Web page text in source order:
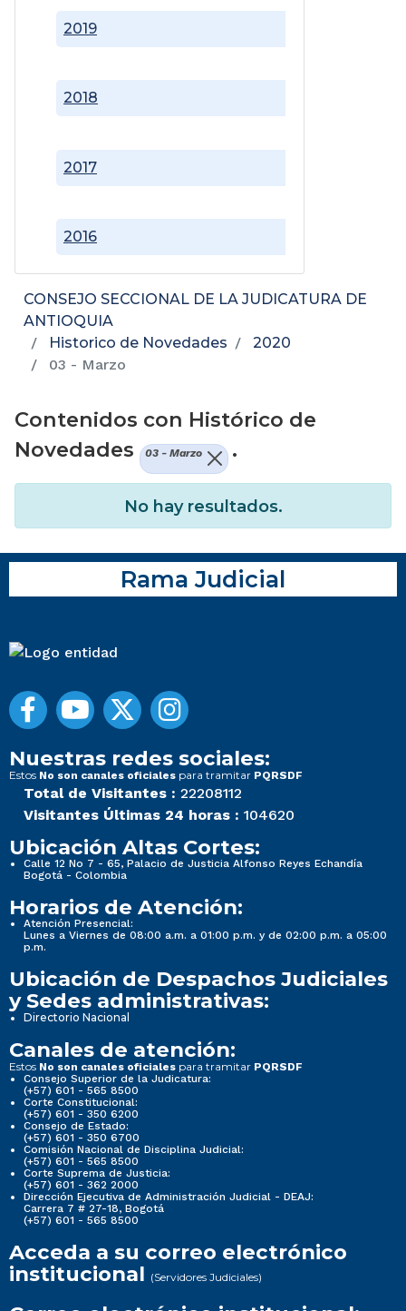
2016
2017
2018
2019
CONSEJO SECCIONAL DE LA JUDICATURA DE
ANTIOQUIA
Historico de Novedades
2020
03 - Marzo
Contenidos con Histórico de
Novedades
03 - Marzo .
No hay resultados.
Rama Judicial
Nuestras redes sociales:
Estos No son canales oficiales para tramitar PQRSDF
Total de Visitantes : 22208112
Visitantes Últimas 24 horas : 104620
Ubicación Altas Cortes:
Calle 12 No 7 - 65, Palacio de Justicia Alfonso Reyes Echandía
Bogotá - Colombia
Horarios de Atención:
Atención Presencial:
Lunes a Viernes de 08:00 a.m. a 01:00 p.m. y de 02:00 p.m. a 05:00
p.m.
Ubicación de Despachos Judiciales
y Sedes administrativas:
Directorio Nacional
Canales de atención:
Estos No son canales oficiales para tramitar PQRSDF
Consejo Superior de la Judicatura:
(+57) 601 - 565 8500
Corte Constitucional:
(+57) 601 - 350 6200
Consejo de Estado:
(+57) 601 - 350 6700
Comisión Nacional de Disciplina Judicial:
(+57) 601 - 565 8500
Corte Suprema de Justicia:
(+57) 601 - 362 2000
Dirección Ejecutiva de Administración Judicial - DEAJ:
Carrera 7 # 27-18, Bogotá
(+57) 601 - 565 8500
Acceda a su correo electrónico
institucional (Servidores Judiciales)